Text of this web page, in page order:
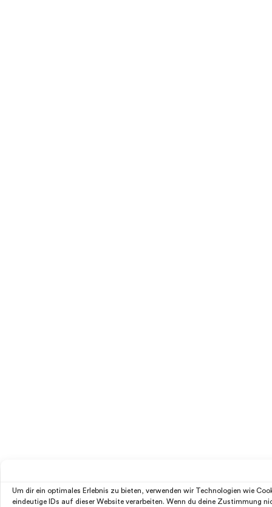
Um dir ein optimales Erlebnis zu bieten, verwenden wir Technologien wie
eindeutige IDs auf dieser Website verarbeiten. Wenn du deine Zustimmung